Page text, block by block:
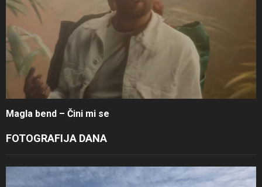
Magla bend – Čini mi se
FOTOGRAFIJA DANA